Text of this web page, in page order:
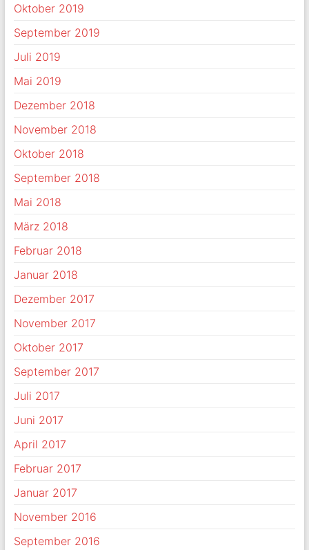
Oktober 2019
September 2019
Juli 2019
Mai 2019
Dezember 2018
November 2018
Oktober 2018
September 2018
Mai 2018
März 2018
Februar 2018
Januar 2018
Dezember 2017
November 2017
Oktober 2017
September 2017
Juli 2017
Juni 2017
April 2017
Februar 2017
Januar 2017
November 2016
September 2016